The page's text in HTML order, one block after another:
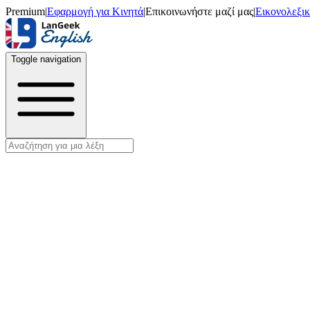
Premium|Εφαρμογή για Κινητά|Επικοινωνήστε μαζί μας|
Toggle navigation